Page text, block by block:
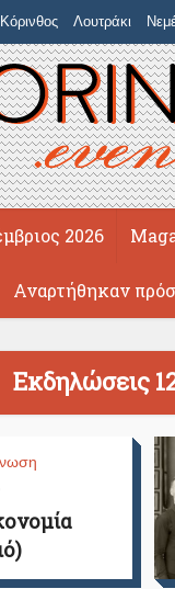
Κόρινθος Λουτράκι
2026
Αναρτήθηκαν
Εκδηλώσεις